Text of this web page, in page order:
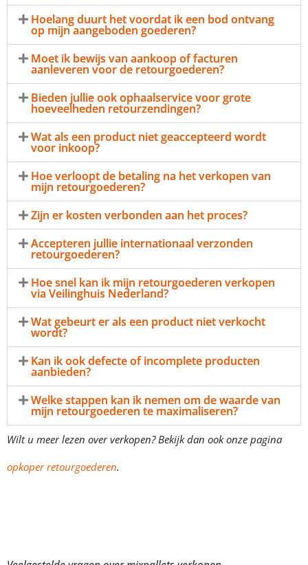
Hoelang duurt het voordat ik een bod ontvang
op mijn aangeboden goederen?
Moet ik bewijs van aankoop of facturen
aanleveren voor de retourgoederen?
Bieden jullie ook ophaalservice voor grote
hoeveelheden retourzendingen?
Wat als een product niet geaccepteerd wordt
voor inkoop?
Hoe verloopt de betaling na het verkopen van
mijn retourgoederen?
Zijn er kosten verbonden aan het proces?
Accepteren jullie internationaal verzonden
retourgoederen?
Hoe snel kan ik mijn retourgoederen verkopen
via Veilinghuis Nederland?
Wat gebeurt er als een product niet verkocht
wordt?
Kan ik ook defecte of incomplete producten
aanbieden?
Welke stappen kan ik nemen om de waarde van
mijn retourgoederen te maximaliseren?
Wilt u meer lezen over verkopen? Bekijk dan ook onze pagina
opkoper retourgoederen.